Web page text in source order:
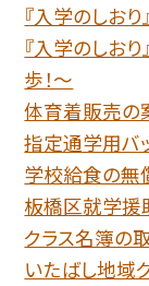
『入学のしおり
『入学のしお
歩！～
体育着販売の
指定通学用バ
学校給食の無
板橋区就学援
クラス名簿の
いたばし地域ク